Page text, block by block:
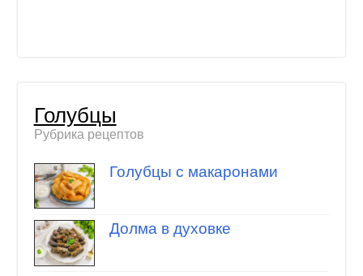
Голубцы
Рубрика рецептов
Голубцы с макаронами
Долма в духовке